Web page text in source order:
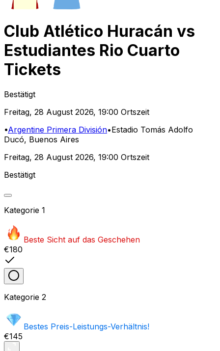
Club Atlético Huracán vs
Estudiantes Rio Cuarto
Tickets
Bestätigt
Freitag, 28 August 2026, 19:00 Ortszeit
•Argentine Primera División•Estadio Tomás Adolfo
Ducó, Buenos Aires
Freitag, 28 August 2026, 19:00 Ortszeit
Bestätigt
Kategorie 1
Beste Sicht auf das Geschehen
€180
Kategorie 2
Bestes Preis-Leistungs-Verhältnis!
€145